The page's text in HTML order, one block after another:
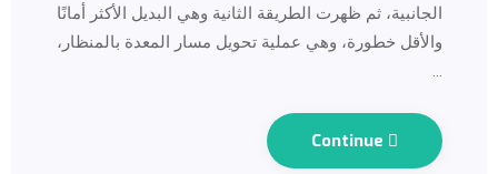
الجانبية، ثم ظهرت الطريقة الثانية وهي البديل الأكثر أمانًا
والأقل خطورة، وهي عملية تحويل مسار المعدة بالمنظار،
…
Continue